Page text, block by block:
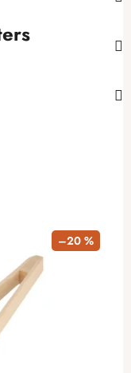
–20 %